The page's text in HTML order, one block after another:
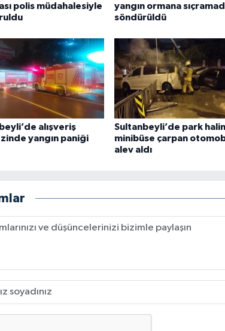
polis müdahalesiyle
yangın ormana
söndürüldü
alışveriş
yangın paniği
Sultanbeyli’de park
minibüse çarpan
alev aldı